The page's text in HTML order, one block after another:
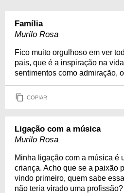
Família
Murilo Rosa
Fico muito orgulhoso em ver
pais, que é a inspiração na
sentimentos como admiração,
COPIAR
Ligação com a música
Murilo Rosa
Minha ligação com a música é
criança. Acho que se a paixão
vindo primeiro, quem sabe
não teria virado uma profissão?